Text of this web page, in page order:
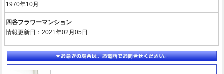
1970年10月
四谷フラワーマンション
情報更新日：2021年02月05日